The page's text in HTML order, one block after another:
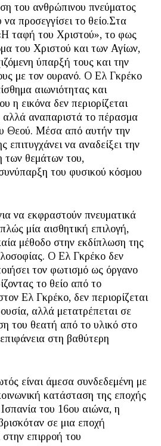
του ανθρώπινου πνεύματος
προσεγγίσει το θείο.Στα
ταφή του Χριστού», το φως
του Χριστού και των Αγίων,
ύπαρξή τους και την
με τον ουρανό. Ο Ελ Γκρέκο
αιωνιότητας και
η εικόνα δεν περιορίζεται
αναπαριστά το πέρασμα
Θεού. Μέσα από αυτήν την
επιτυγχάνει να αναδείξει την
των θεμάτων του,
του φυσικού κόσμου
να εκφραστούν πνευματικά
μία αισθητική επιλογή,
μέθοδο στην εκδίπλωση της
Ο Ελ Γκρέκο δεν
τον φωτισμό ως όργανο
το θείο από το
Ελ Γκρέκο, δεν περιορίζεται
αλλά μετατρέπεται σε
του θεατή από το υλικό στο
στη βαθύτερη
είναι άμεσα συνδεδεμένη με
κατάσταση της εποχής
του 16ου αιώνα, η
σε μια εποχή
επιρροή του